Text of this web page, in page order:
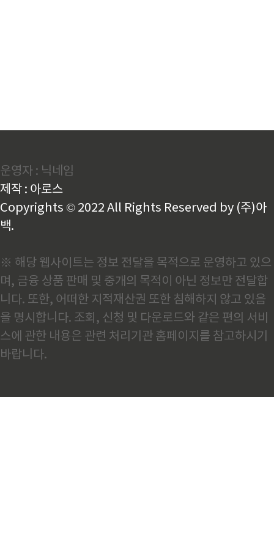
운영자 : 닉네임
제작 : 아로스
Copyrights © 2022 All Rights Reserved by (주)아
백.
※ 해당 웹사이트는 정보 전달을 목적으로 운영하고 있으
며, 금융 상품 판매 및 중개의 목적이 아닌 정보만 전달합
니다. 또한, 어떠한 지적재산권 또한 침해하지 않고 있음
을 명시합니다. 조회, 신청 및 다운로드와 같은 편의 서비
스에 관한 내용은 관련 처리기관 홈페이지를 참고하시기
바랍니다.